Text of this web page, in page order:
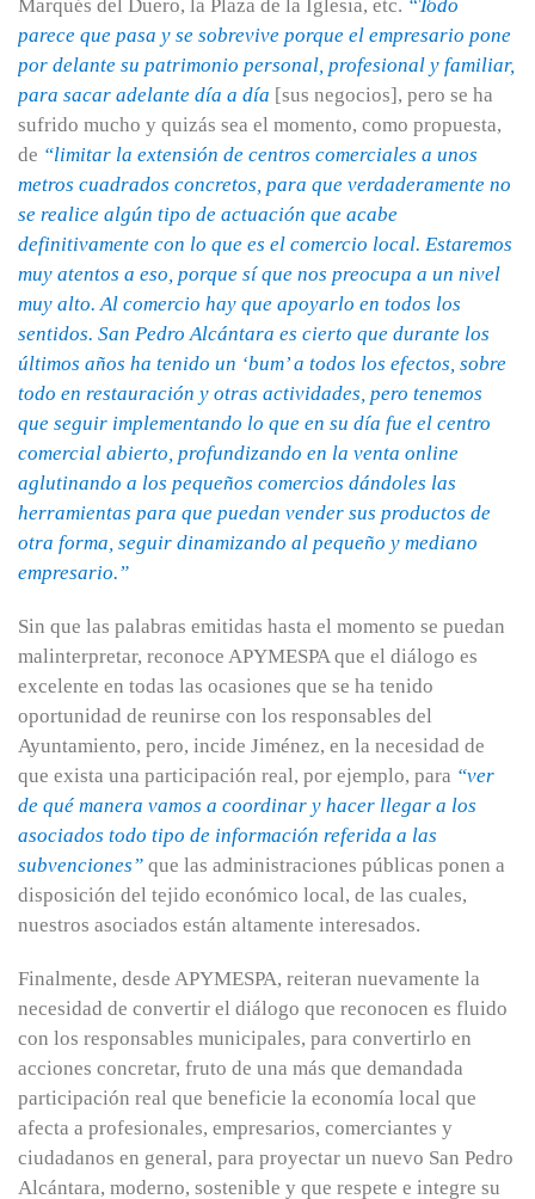
Marqués del Duero, la Plaza de la Iglesia, etc. “Todo
parece que pasa y se sobrevive porque el empresario pone
por delante su patrimonio personal, profesional y familiar,
para sacar adelante día a día [sus negocios], pero se ha
sufrido mucho y quizás sea el momento, como propuesta,
de “limitar la extensión de centros comerciales a unos
metros cuadrados concretos, para que verdaderamente no
se realice algún tipo de actuación que acabe
definitivamente con lo que es el comercio local. Estaremos
muy atentos a eso, porque sí que nos preocupa a un nivel
muy alto. Al comercio hay que apoyarlo en todos los
sentidos. San Pedro Alcántara es cierto que durante los
últimos años ha tenido un ‘bum’ a todos los efectos, sobre
todo en restauración y otras actividades, pero tenemos
que seguir implementando lo que en su día fue el centro
comercial abierto, profundizando en la venta online
aglutinando a los pequeños comercios dándoles las
herramientas para que puedan vender sus productos de
otra forma, seguir dinamizando al pequeño y mediano
empresario.”
Sin que las palabras emitidas hasta el momento se puedan
malinterpretar, reconoce APYMESPA que el diálogo es
excelente en todas las ocasiones que se ha tenido
oportunidad de reunirse con los responsables del
Ayuntamiento, pero, incide Jiménez, en la necesidad de
que exista una participación real, por ejemplo, para “ver
de qué manera vamos a coordinar y hacer llegar a los
asociados todo tipo de información referida a las
subvenciones” que las administraciones públicas ponen a
disposición del tejido económico local, de las cuales,
nuestros asociados están altamente interesados.
Finalmente, desde APYMESPA, reiteran nuevamente la
necesidad de convertir el diálogo que reconocen es fluido
con los responsables municipales, para convertirlo en
acciones concretar, fruto de una más que demandada
participación real que beneficie la economía local que
afecta a profesionales, empresarios, comerciantes y
ciudadanos en general, para proyectar un nuevo San Pedro
Alcántara, moderno, sostenible y que respete e integre su